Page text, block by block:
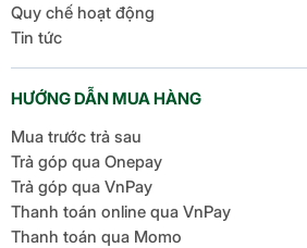
Quy chế hoạt động
Tin tức
HƯỚNG DẪN MUA HÀNG
Mua trước trả sau
Trả góp qua Onepay
Trả góp qua VnPay
Thanh toán online qua VnPay
Thanh toán qua Momo